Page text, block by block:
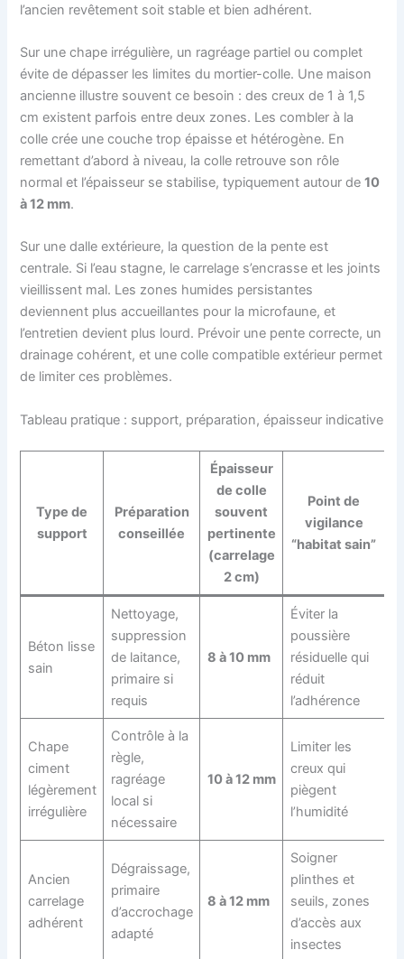
l’ancien revêtement soit stable et bien adhérent.
Sur une chape irrégulière, un ragréage partiel ou complet
évite de dépasser les limites du mortier-colle. Une maison
ancienne illustre souvent ce besoin : des creux de 1 à 1,5
cm existent parfois entre deux zones. Les combler à la
colle crée une couche trop épaisse et hétérogène. En
remettant d’abord à niveau, la colle retrouve son rôle
normal et l’épaisseur se stabilise, typiquement autour de10
à 12 mm.
Sur une dalle extérieure, la question de la pente est
centrale. Si l’eau stagne, le carrelage s’encrasse et les joints
vieillissent mal. Les zones humides persistantes
deviennent plus accueillantes pour la microfaune, et
l’entretien devient plus lourd. Prévoir une pente correcte, un
drainage cohérent, et une colle compatible extérieur permet
de limiter ces problèmes.
Tableau pratique : support, préparation, épaisseur indicative
Type de
support
Préparation
conseillée
Épaisseur
de colle
souvent
pertinente
(carrelage
2 cm)
Point de
vigilance
“habitat sain”
Béton lisse
sain
Nettoyage,
suppression
de laitance,
primaire si
requis
8 à 10 mm
Éviter la
poussière
résiduelle qui
réduit
l’adhérence
Chape
ciment
légèrement
irrégulière
Contrôle à la
règle,
ragréage
local si
nécessaire
10 à 12 mm
Limiter les
creux qui
piègent
l’humidité
Ancien
carrelage
adhérent
Dégraissage,
primaire
d’accrochage
adapté
8 à 12 mm
Soigner
plinthes et
seuils, zones
d’accès aux
insectes